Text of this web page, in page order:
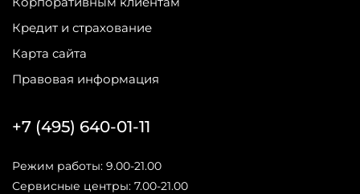
Кредит и страхование
Карта сайта
Правовая информация
+7 (495) 640-01-11
Режим работы: 9.00-21.00
Сервисные центры: 7.00-21.00